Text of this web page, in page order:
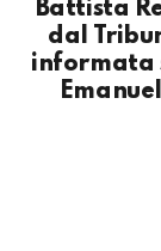
Battista
dal
informata